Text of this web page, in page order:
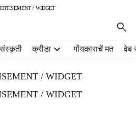
/ WIDGET
संस्कृती क्रीडा गोंयकाराचें मत वेब
/ WIDGET
/ WIDGET